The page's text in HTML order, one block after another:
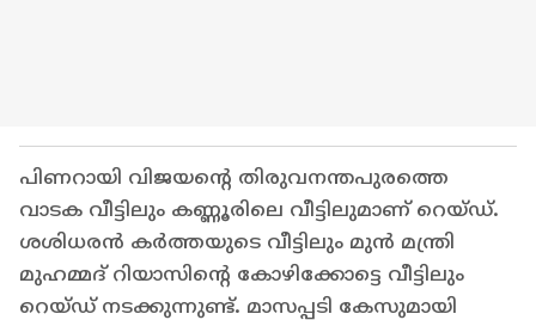
പിണറായി വിജയന്‍റെ തിരുവനന്തപുരത്തെ
വാടക വീട്ടിലും കണ്ണൂരിലെ വീട്ടിലുമാണ് റെയ്ഡ്.
ശശിധരന്‍ കര്‍ത്തയുടെ വീട്ടിലും മുന്‍ മന്ത്രി
മുഹമ്മദ് റിയാസിന്‍റെ കോഴിക്കോട്ടെ വീട്ടിലും
റെയ്ഡ് നടക്കുന്നുണ്ട്. മാസപ്പടി കേസുമായി